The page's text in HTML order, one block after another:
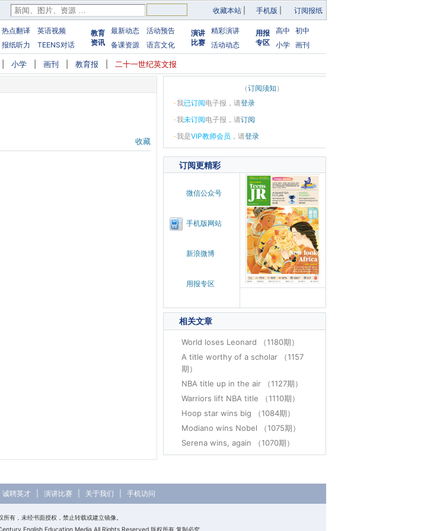
收藏本站 手机版 订阅报纸
热点翻译
英语视频
报纸听力 TEENS对话
教育
资讯
最新动态
活动预告
备课资源
语言文化
演讲
比赛
精彩演讲
活动动态
用报
专区
高中
初中
小学 画刊
小学 画刊 教育报 二十一世纪英文报
收藏
（订阅须知 ）
·我已订阅电子报，请登录
·我未订阅电子报，请订阅
·我是VIP教师会员 ，请登录
订阅更精彩
微信公众号
手机版网站
新浪微博
用报专区
相关文章
World loses Leonard （1180期）
A title worthy of a scholar （1157
期）
NBA title up in the air （1127期）
Warriors lift NBA title （1110期）
Hoop star wins big （1084期）
Modiano wins Nobel （1075期）
Serena wins, again （1070期）
诚聘英才| 演讲比赛| 关于我们 手机访问
所有，未经书面授权，禁止转载或建立镜像。